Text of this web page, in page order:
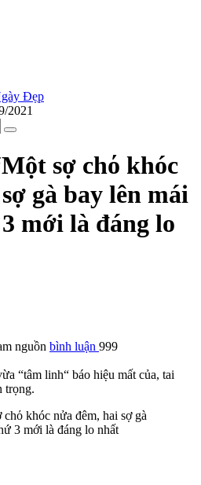
Đẹp
2021
sợ cһό khóc
gà bay lên mái
mới là đáng lo
nguồn bình luận 999
“tâm linh“ báo hiệu mất của, tai
trọng.